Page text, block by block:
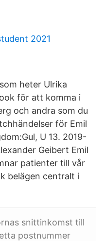
2021
heter Ulrika
för att komma i
och andra som du
för Emil
U 13. 2019-
Geibert Emil
patienter till vår
belägen centralt i
snittinkomst till
postnummer